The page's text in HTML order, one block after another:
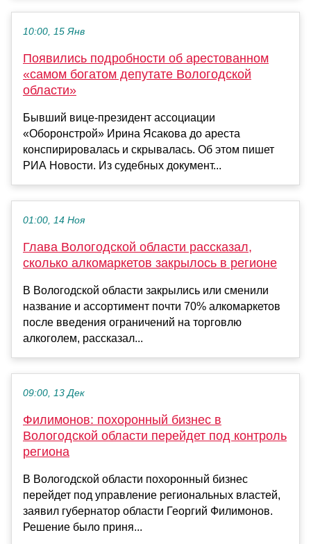
10:00, 15 Янв
Появились подробности об арестованном
«самом богатом депутате Вологодской
области»
Бывший вице-президент ассоциации
«Оборонстрой» Ирина Ясакова до ареста
конспирировалась и скрывалась. Об этом пишет
РИА Новости. Из судебных документ...
01:00, 14 Ноя
Глава Вологодской области рассказал,
сколько алкомаркетов закрылось в регионе
В Вологодской области закрылись или сменили
название и ассортимент почти 70% алкомаркетов
после введения ограничений на торговлю
алкоголем, рассказал...
09:00, 13 Дек
Филимонов: похоронный бизнес в
Вологодской области перейдет под контроль
региона
В Вологодской области похоронный бизнес
перейдет под управление региональных властей,
заявил губернатор области Георгий Филимонов.
Решение было приня...